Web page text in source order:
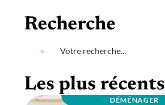
Recherche
Les plus récents
DÉMÉNAGER